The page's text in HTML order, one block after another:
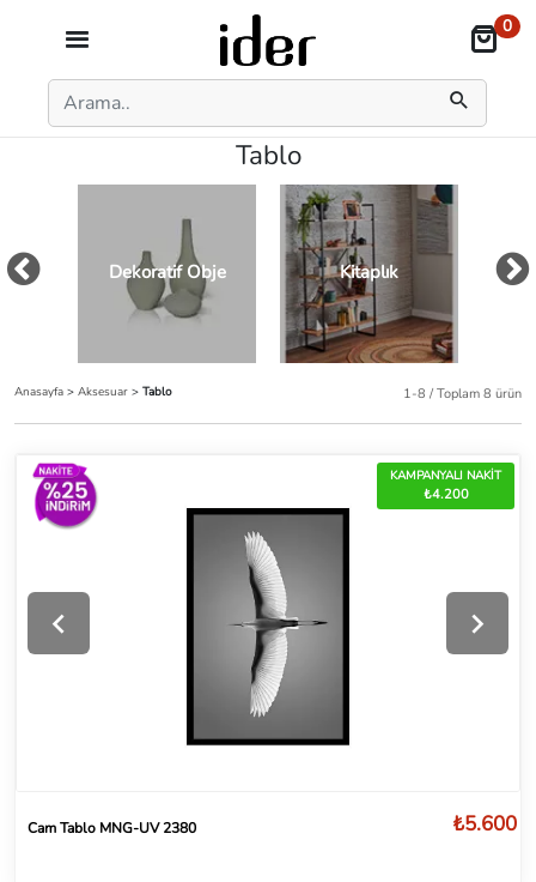
0
Tablo
Dekoratif Obje Kitaplık
Anasayfa > Aksesuar > Tablo 1-8 / Toplam 8 ürün
KAMPANYALI NAKİT
₺4.200
Cam Tablo MNG-UV 2380 ₺5.600